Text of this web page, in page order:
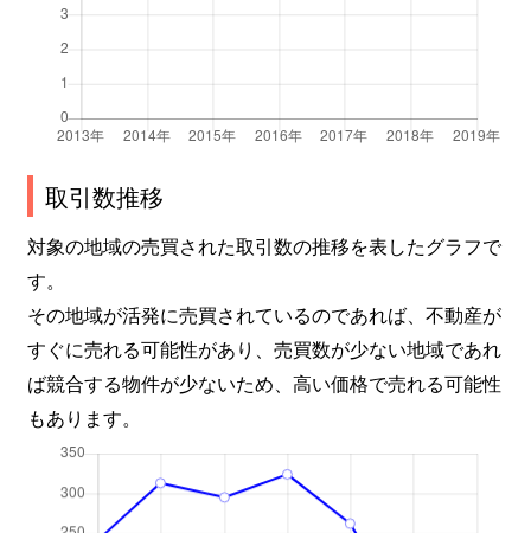
取引数推移
対象の地域の売買された取引数の推移を表したグラフで
す。
その地域が活発に売買されているのであれば、不動産が
すぐに売れる可能性があり、売買数が少ない地域であれ
ば競合する物件が少ないため、高い価格で売れる可能性
もあります。